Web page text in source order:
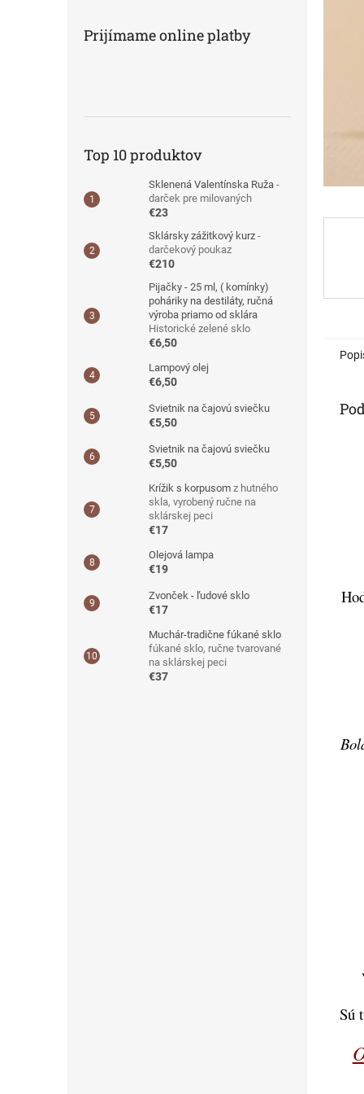
Prijímame online platby
Top 10 produktov
Sklenená Valentínska Ruža -
darček pre milovaných
€23
Sklársky zážitkový kurz -
darčekový poukaz
€210
Pijačky - 25 ml, ( komínky)
poháriky na destiláty, ručná
výroba priamo od sklára
Historické zelené sklo
€6,50
Lampový olej
€6,50
Svietnik na čajovú sviečku
€5,50
Svietnik na čajovú sviečku
€5,50
Krížik s korpusom z hutného
skla, vyrobený ručne na
sklárskej peci
€17
Olejová lampa
€19
Zvonček - ľudové sklo
€17
Muchár-tradične fúkané sklo
fúkané sklo, ručne tvarované
na sklárskej peci
€37
Sú